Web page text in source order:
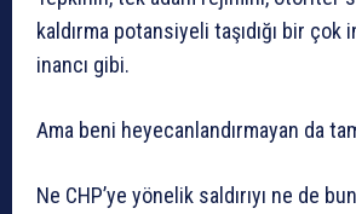
kaldırma potansiyeli taşıdığı bir çok
inancı gibi.
Ama beni heyecanlandırmayan da
Ne CHP’ye yönelik saldırıyı ne de